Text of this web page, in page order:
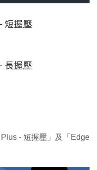
- 短握壓」及「Edge